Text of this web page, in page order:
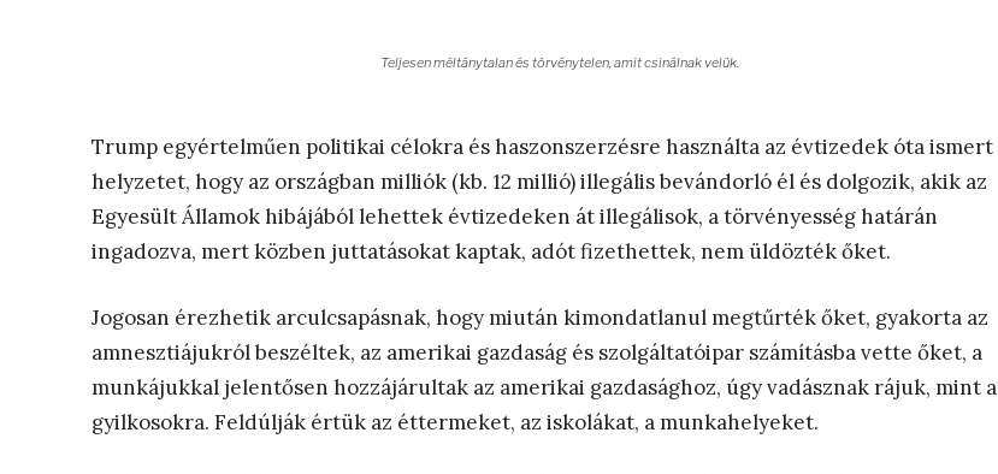
Teljesen méltánytalan és törvénytelen, amit csinálnak velük.
Trump egyértelműen politikai célokra és haszonszerzésre használta az évtizedek óta ismert
helyzetet, hogy az országban milliók (kb. 12 millió) illegális bevándorló él és dolgozik, akik az
Egyesült Államok hibájából lehettek évtizedeken át illegálisok, a törvényesség határán
ingadozva, mert közben juttatásokat kaptak, adót fizethettek, nem üldözték őket.
Jogosan érezhetik arculcsapásnak, hogy miután kimondatlanul megtűrték őket, gyakorta az
amnesztiájukról beszéltek, az amerikai gazdaság és szolgáltatóipar számításba vette őket, a
munkájukkal jelentősen hozzájárultak az amerikai gazdasághoz, úgy vadásznak rájuk, mint a
gyilkosokra. Feldúlják értük az éttermeket, az iskolákat, a munkahelyeket.